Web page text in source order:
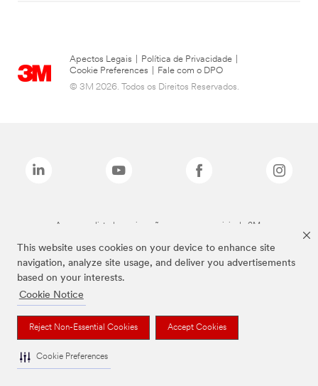
This website uses cookies on your device to enhance site
navigation, analyze site usage, and deliver you advertisements
based on your interests.
Cookie Notice
Reject Non-Essential Cookies Accept Cookies
Cookie Preferences
Apectos Legais Política de Privacidade
Cookie Preferences
Fale com o DPO
© 3M 2026. Todos os Direitos Reservados.
As marcas listadas a cima são marcas comerciais da 3M.